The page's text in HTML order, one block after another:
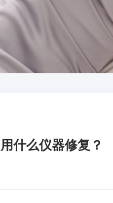
什么仪器修复？